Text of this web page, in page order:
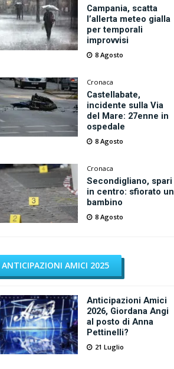
Campania, scatta
l’allerta meteo gialla
per temporali
improvvisi
8 Agosto
Cronaca
Castellabate,
incidente sulla Via
del Mare: 27enne in
ospedale
8 Agosto
Cronaca
Secondigliano, spari
in centro: sfiorato un
bambino
8 Agosto
ANTICIPAZIONI AMICI 2025
Anticipazioni Amici
2026, Giordana Angi
al posto di Anna
Pettinelli?
21 Luglio